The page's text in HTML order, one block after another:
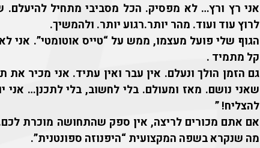
אני רץ ורץ… לא מפסיק. הכל מסביבי מתחיל
לרוץ עוד ועוד. מהר יותר.רגוע יותר. ולהמשיך.
הגוף שלי פועל מעצמו, ממש על “טייס אוטומטי”. אני
קל מתמיד .
גם הזמן הולך ונעלם. אין עבר ואין עתיד. אני מכיר את
שאני נושם. מאז ומעולם. בלי לחשוב, בלי לתכנן… אני
להצליח! ”
אם אתם מכורים לריצה, אין ספק שהתחושה מוכרת
מה שנקרא בשפה המקצועית “היפנוזה ספונטנית”.